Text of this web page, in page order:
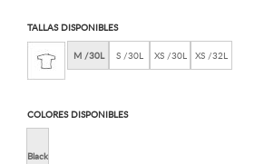
TALLAS DISPONIBLES
M /30L S /30L XS /30L XS /32L
COLORES DISPONIBLES
Black